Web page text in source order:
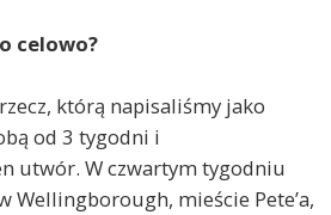
celowo?
którą napisaliśmy jako
od 3 tygodni i
utwór. W czwartym tygodniu
Wellingborough, mieście Pete’a,